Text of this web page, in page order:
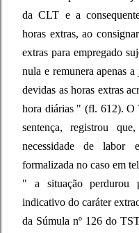
da CLT e a
horas extras, ao
extras para empregado
nula e remunera apenas
devidas as horas extras
hora diárias " (fl. 612). O
sentença, registrou
necessidade de labor
formalizada no caso em
" a situação perdurou
indicativo do caráter
da Súmula nº 126 do